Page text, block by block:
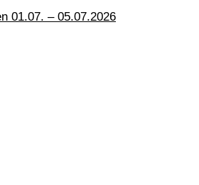
01.07. – 05.07.2026